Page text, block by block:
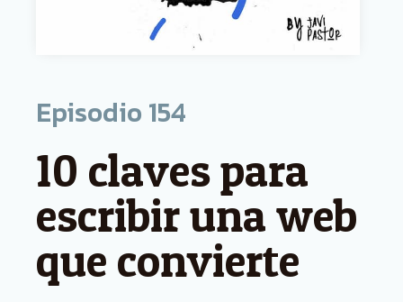
Episodio 154
10 claves para
escribir una web
que convierte